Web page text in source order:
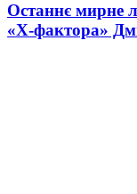
Останнє мирне
«Х-фактора»